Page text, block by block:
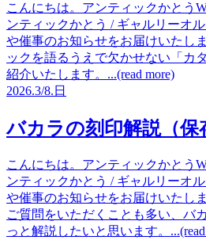
こんにちは。アンティックかとう
ンティックかとう / ギャルリーオ
や催事のお知らせをお届けいたし
ックを語るうえで欠かせない「カ
紹介いたします。...(read more)
2026.3/8. 日
バカラの刻印解説（保
こんにちは。アンティックかとう
ンティックかとう / ギャルリーオ
や催事のお知らせをお届けいたし
ご質問をいただくことも多い、バ
っと解説したいと思います。...(read